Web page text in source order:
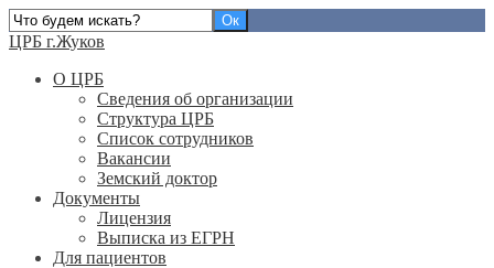
ЦРБ г.Жуков
О ЦРБ
Сведения об организации
Структура ЦРБ
Список сотрудников
Вакансии
Земский доктор
Документы
Лицензия
Выписка из ЕГРН
Для пациентов